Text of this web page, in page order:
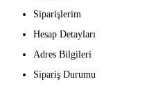
Siparişlerim
Hesap Detayları
Adres Bilgileri
Sipariş Durumu